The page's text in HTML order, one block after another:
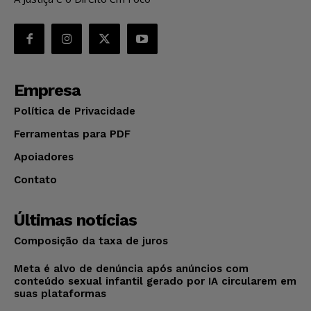
Empresa
Política de Privacidade
Ferramentas para PDF
Apoiadores
Contato
Últimas notícias
Composição da taxa de juros
Meta é alvo de denúncia após anúncios com
conteúdo sexual infantil gerado por IA circularem em
suas plataformas